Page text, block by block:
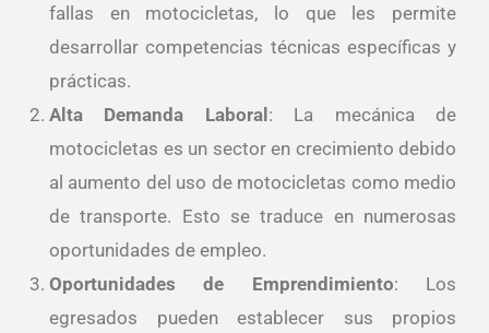
fallas en motocicletas, lo que les permite
desarrollar competencias técnicas específicas y
prácticas.
Alta Demanda Laboral: La mecánica de
motocicletas es un sector en crecimiento debido
al aumento del uso de motocicletas como medio
de transporte. Esto se traduce en numerosas
oportunidades de empleo.
Oportunidades de Emprendimiento: Los
egresados pueden establecer sus propios